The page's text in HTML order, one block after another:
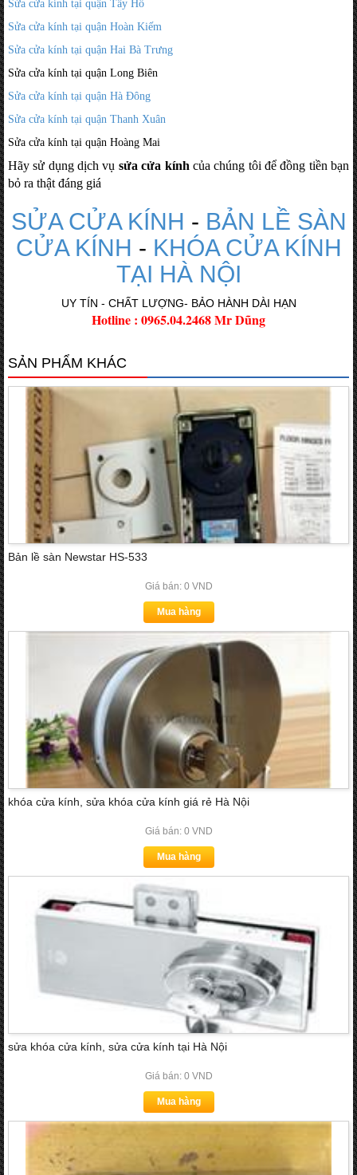
Sửa cửa kính tại quận Tây Hồ
Sửa cửa kính tại quận Hoàn Kiếm
Sửa cửa kính tại quận Hai Bà Trưng
Sửa cửa kính tại quận Long Biên
Sửa cửa kính tại quận Hà Đông
Sửa cửa kính tại quận Thanh Xuân
Sửa cửa kính tại quận Hoàng Mai
Hãy sử dụng dịch vụ sửa cửa kính của chúng tôi để đồng tiền bạn
bỏ ra thật đáng giá
SỬA CỬA KÍNH - BẢN LỀ SÀN
CỬA KÍNH - KHÓA CỬA KÍNH
TẠI HÀ NỘI
UY TÍN - CHẤT LƯỢNG- BẢO HÀNH DÀI HẠN
Hotline : 0965.04.2468 Mr Dũng
SẢN PHẨM KHÁC
Bản lề sàn Newstar HS-533
Giá bán: 0 VND
Mua hàng
khóa cửa kính, sửa khóa cửa kính giá rẻ Hà Nội
Giá bán: 0 VND
Mua hàng
sửa khóa cửa kính, sửa cửa kính tại Hà Nội
Giá bán: 0 VND
Mua hàng